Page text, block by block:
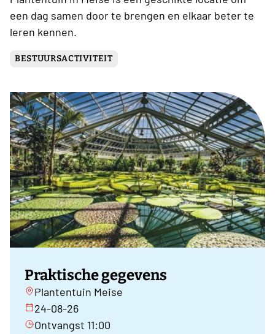
een dag samen door te brengen en elkaar beter te
leren kennen.
BESTUURSACTIVITEIT
Praktische gegevens
Plantentuin Meise
24-08-26
Ontvangst 11:00